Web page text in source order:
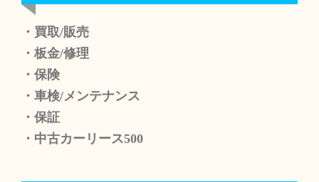
・買取/販売
・板金/修理
・保険
・車検/メンテナンス
・保証
・中古カーリース500